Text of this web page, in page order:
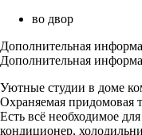
во двор
Дополнительная
Дополнительная
Уютные студии в доме
Охраняемая придомовая
Есть всё необходимое
кондиционер,